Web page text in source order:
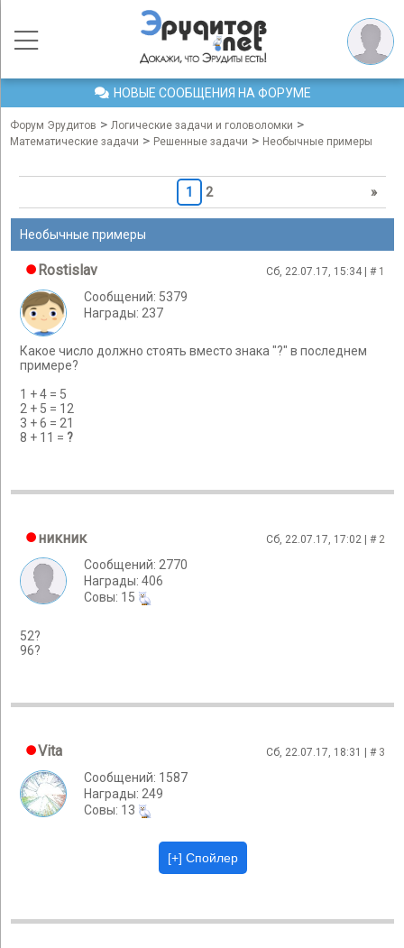
НОВЫЕ СООБЩЕНИЯ НА ФОРУМЕ
Форум Эрудитов > Логические задачи и головоломки >
Математические задачи > Решенные задачи > Необычные примеры
1 2 »
Необычные примеры
Rostislav Сб, 22.07.17, 15:34 | # 1
Сообщений: 5379
Награды: 237
Какое число должно стоять вместо знака "?" в последнем
примере?
1 + 4 = 5
2 + 5 = 12
3 + 6 = 21
8 + 11 = ?
никник Сб, 22.07.17, 17:02 | # 2
Сообщений: 2770
Награды: 406
Cовы: 15
52?
96?
Vita Сб, 22.07.17, 18:31 | # 3
Сообщений: 1587
Награды: 249
Cовы: 13